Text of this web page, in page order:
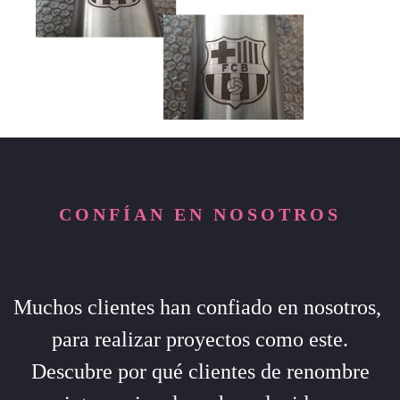
CONFÍAN EN NOSOTROS
Muchos clientes han confiado en nosotros,
para realizar proyectos como este.
Descubre por qué clientes de renombre